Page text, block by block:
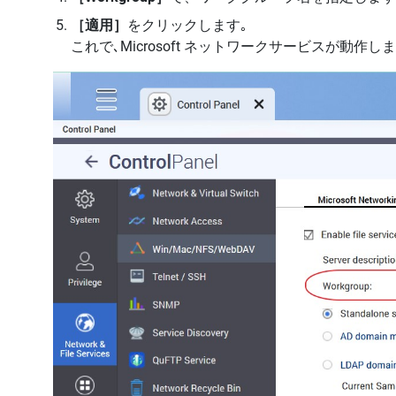
［適用］
をクリックします｡
これで､Microsoft ネットワークサービスが動作し